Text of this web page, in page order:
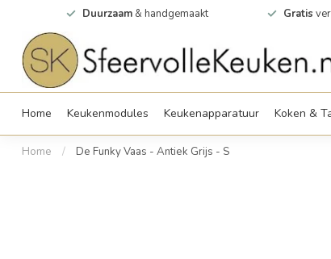
Duurzaam & handgemaakt Gratis
Home Keukenmodules Keukenapparatuur Koken &
Home / De Funky Vaas - Antiek Grijs - S